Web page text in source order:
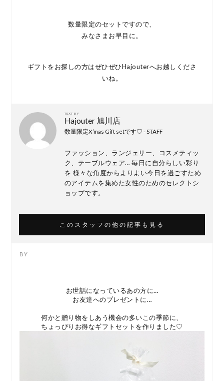
数量限定のセットですので、
みなさまお早目に。
ギフトをお探しの方はぜひぜひHajouterへお越しくださ
いね。
TEXT BY
Hajouter 旭川店
数量限定X’mas Gift setです♡ - STAFF
ファッション、ランジェリー、コスメティッ
ク、テーブルウェア… 毎日に自分らしい彩り
を 様々な角度からよりよい今日を過ごすため
のアイテムを集めた女性のためのセレクトシ
ョップです。
このスタッフの他の記事も見る
お世話になっているあの方に…
お友達へのプレゼントに…
何かと贈り物をしあう機会の多いこの季節に、
ちょっぴりお得なギフトセットを作りました♡